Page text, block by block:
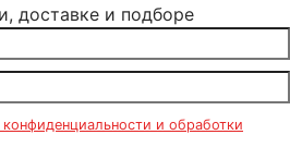
доставке и подборе
и обработки